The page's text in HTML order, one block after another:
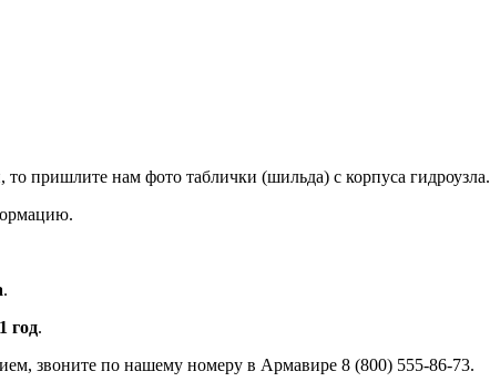
то пришлите нам фото таблички (шильда) с корпуса гидроузла.
.
1 год.
звоните по нашему номеру в Армавире 8 (800) 555-86-73.